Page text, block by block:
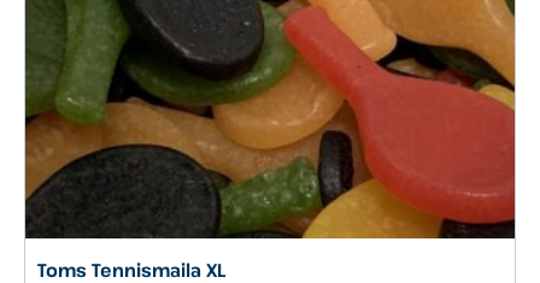
Toms Tennismaila XL